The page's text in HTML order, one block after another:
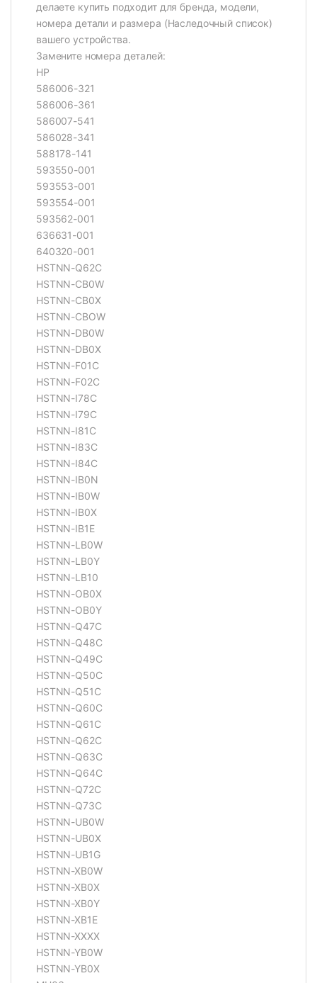
делаете купить подходит для бренда, модели,
номера детали и размера (Наследочный список)
вашего устройства.
Замените номера деталей:
HP
586006-321
586006-361
586007-541
586028-341
588178-141
593550-001
593553-001
593554-001
593562-001
636631-001
640320-001
HSTNN-Q62C
HSTNN-CB0W
HSTNN-CB0X
HSTNN-CBOW
HSTNN-DB0W
HSTNN-DB0X
HSTNN-F01C
HSTNN-F02C
HSTNN-I78C
HSTNN-I79C
HSTNN-I81C
HSTNN-I83C
HSTNN-I84C
HSTNN-IB0N
HSTNN-IB0W
HSTNN-IB0X
HSTNN-IB1E
HSTNN-LB0W
HSTNN-LB0Y
HSTNN-LB10
HSTNN-OB0X
HSTNN-OB0Y
HSTNN-Q47C
HSTNN-Q48C
HSTNN-Q49C
HSTNN-Q50C
HSTNN-Q51C
HSTNN-Q60C
HSTNN-Q61C
HSTNN-Q62C
HSTNN-Q63C
HSTNN-Q64C
HSTNN-Q72C
HSTNN-Q73C
HSTNN-UB0W
HSTNN-UB0X
HSTNN-UB1G
HSTNN-XB0W
HSTNN-XB0X
HSTNN-XB0Y
HSTNN-XB1E
HSTNN-XXXX
HSTNN-YB0W
HSTNN-YB0X